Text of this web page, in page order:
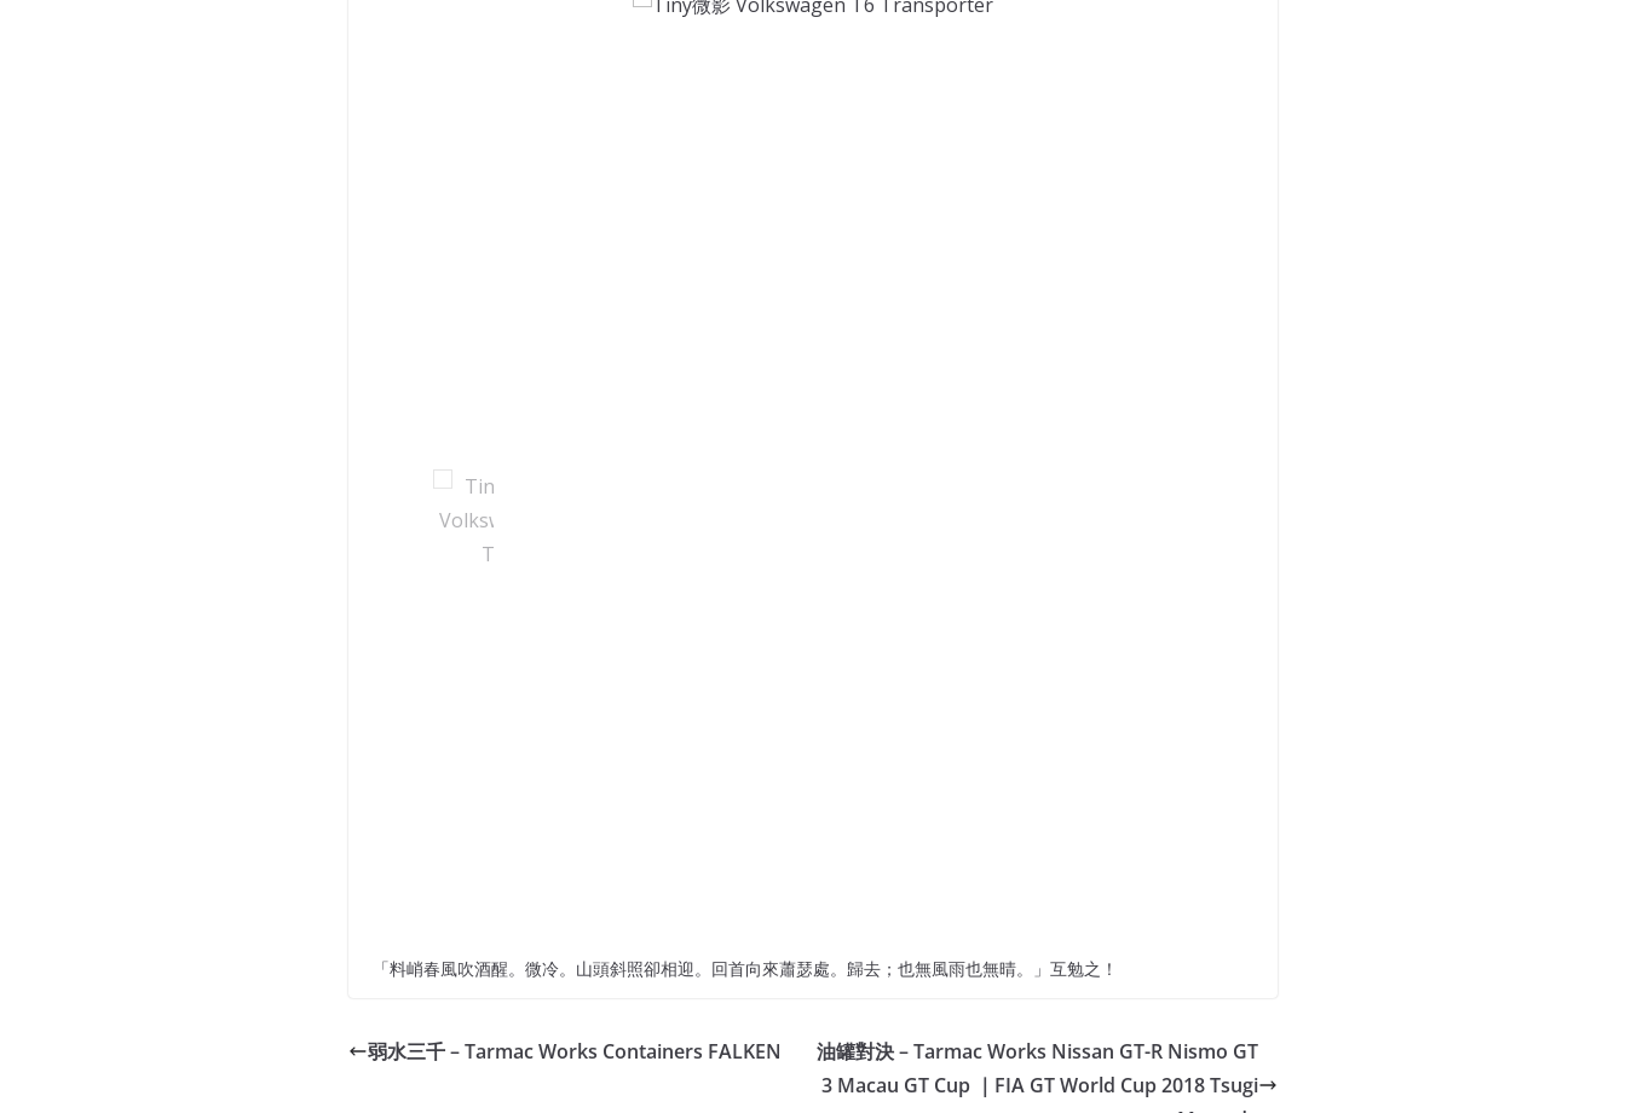
「料峭春風吹酒醒。微冷。山頭斜照卻相迎。回首向來蕭瑟處。歸去；也無風雨也無晴。」互勉之！
弱水三千 – Tarmac Works Containers FALKEN
油罐對決 – Tarmac Works Nissan GT-R Nismo GT
3 Macau GT Cup ｜FIA GT World Cup 2018 Tsugi